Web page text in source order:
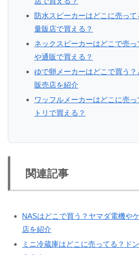
防水スピーカーはどこに売っ
量販店で買える？
ネックスピーカーはどこで売
や通販で買える？
ゆで卵メーカーはどこで買う？
販売店を紹介
ワッフルメーカーはどこに売
トリで買える？
関連記事
NASはどこで買う？ヤマダ電機や
店を紹介
ミニ冷蔵庫はどこに売ってる？ド